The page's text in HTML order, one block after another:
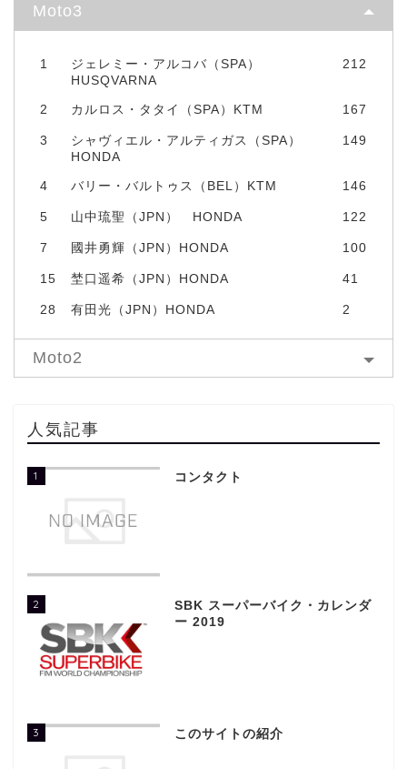
Moto3
1
ジェレミー・アルコバ（SPA）
HUSQVARNA
212
2 カルロス・タタイ（SPA）KTM 167
3
シャヴィエル・アルティガス（SPA）
HONDA
149
4 バリー・バルトゥス（BEL）KTM 146
5 山中琉聖（JPN） HONDA 122
7 國井勇輝（JPN）HONDA 100
15 埜口遥希（JPN）HONDA 41
28 有田光（JPN）HONDA 2
Moto2
人気記事
1 コンタクト
2
SBK スーパーバイク・カレンダ
ー 2019
3 このサイトの紹介